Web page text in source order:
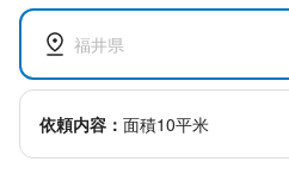
福井県
依頼内容： 面積10平米